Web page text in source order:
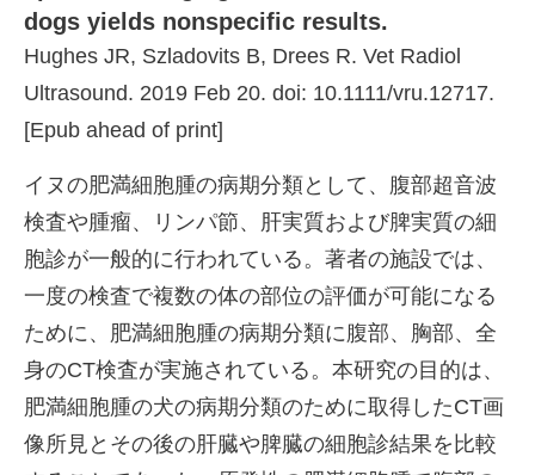
dogs yields nonspecific results.
Hughes JR, Szladovits B, Drees R. Vet Radiol
Ultrasound. 2019 Feb 20. doi: 10.1111/vru.12717.
[Epub ahead of print]
イヌの肥満細胞腫の病期分類として、腹部超音波
検査や腫瘤、リンパ節、肝実質および脾実質の細
胞診が一般的に行われている。著者の施設では、
一度の検査で複数の体の部位の評価が可能になる
ために、肥満細胞腫の病期分類に腹部、胸部、全
身のCT検査が実施されている。本研究の目的は、
肥満細胞腫の犬の病期分類のために取得したCT画
像所見とその後の肝臓や脾臓の細胞診結果を比較